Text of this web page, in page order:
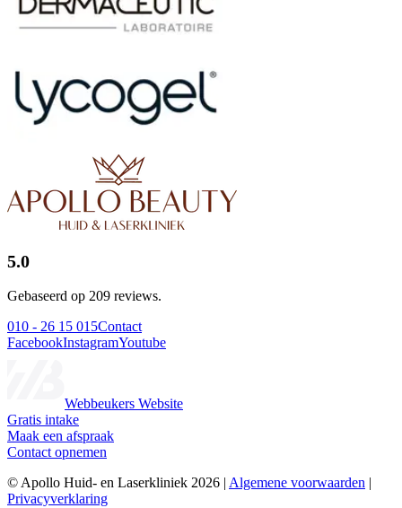
5.0
Gebaseerd op 209 reviews.
010 - 26 15 015Contact
FacebookInstagramYoutube
Webbeukers Website
Gratis intake
Maak een afspraak
Contact opnemen
© Apollo Huid- en Laserkliniek 2026 | Algemene voorwaarden |
Privacyverklaring